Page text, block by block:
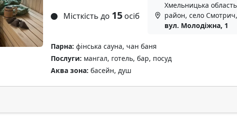
Місткість до 15осіб
Хмельницька
район, село Смотрич,
вул. Молодіжна, 1
Парна: фінська сауна, чан баня
Послуги: мангал, готель, бар, посуд
Аква зона: басейн, душ